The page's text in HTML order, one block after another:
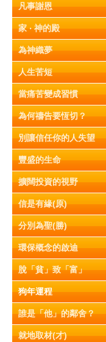
凡事謝恩
家 ‧ 神的殿
為神織夢
人生苦短
當痛苦變成習慣
為何禱告要恆切？
別讓信任你的人失望
豐盛的生命
擴闊投資的視野
信是有緣(原)
分別為聖(勝)
環保概念的啟迪
脫「貧」致「富」
狗年運程
誰是「他」的鄰舍？
就地取材(才)